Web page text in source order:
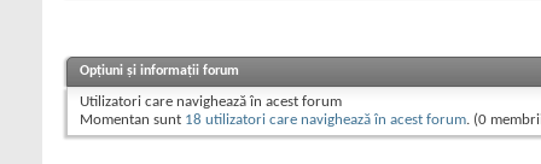
Opțiuni și informații forum
Utilizatori care navighează în acest forum
Momentan sunt 18 utilizatori care navighează în acest forum. (0